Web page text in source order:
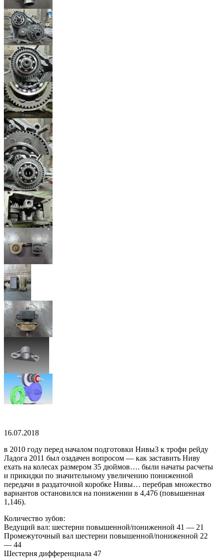
16.07.2018
в 2010 году перед началом подготовки Нивы3 к трофи рейду
Ладога 2011 был озадачен вопросом — как заставить Ниву
ехать на колесах размером 35 дюймов…. были начаты расчеты
и прикидки по значительному увеличению пониженной
передачи в раздаточной коробке Нивы… перебрав множество
вариантов остановился на понижении в 4,476 (повышенная
1,146).
Количество зубов:
Ведущий вал: шестерни повышенной/пониженной 41 — 21
Промежуточный вал шестерни повышенной/пониженной 22
— 44
Шестерня дифференциала 47